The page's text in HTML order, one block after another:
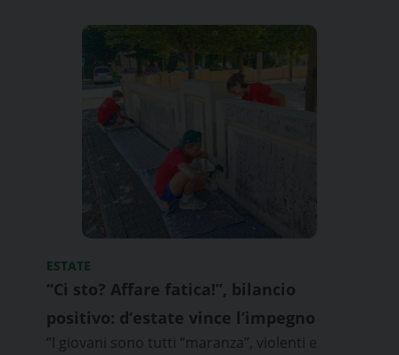
ESTATE
“Ci sto? Affare fatica!”, bilancio
positivo: d’estate vince l’impegno
“I giovani sono tutti “maranza”, violenti e